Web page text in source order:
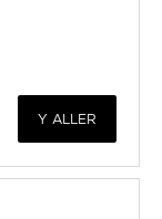
Y ALLER